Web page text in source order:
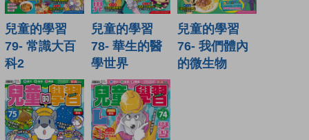
兒童的學習
79- 常識大百
科2
兒童的學習
78- 華生的醫
學世界
兒童的學習
76- 我們體內
的微生物